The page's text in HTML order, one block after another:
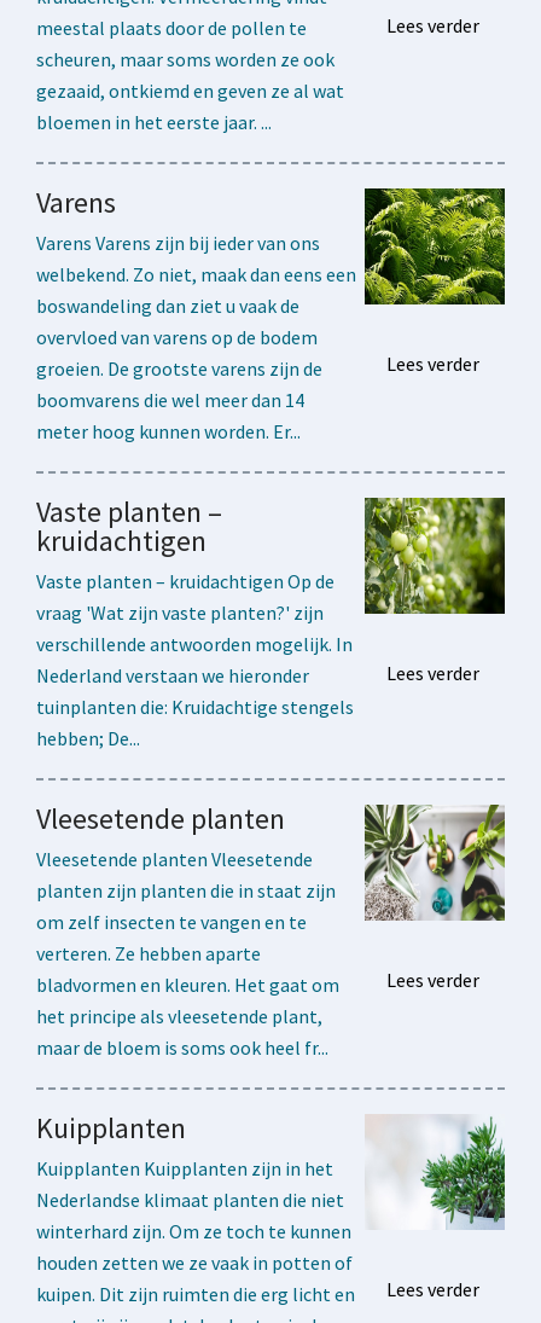
meestal plaats door de pollen te
scheuren, maar soms worden ze ook
gezaaid, ontkiemd en geven ze al wat
bloemen in het eerste jaar. ...
Lees verder
Varens
Varens Varens zijn bij ieder van ons
welbekend. Zo niet, maak dan eens een
boswandeling dan ziet u vaak de
overvloed van varens op de bodem
groeien. De grootste varens zijn de
boomvarens die wel meer dan 14
meter hoog kunnen worden. Er...
Lees verder
Vaste planten –
kruidachtigen
Vaste planten – kruidachtigen Op de
vraag 'Wat zijn vaste planten?' zijn
verschillende antwoorden mogelijk. In
Nederland verstaan we hieronder
tuinplanten die: Kruidachtige stengels
hebben; De...
Lees verder
Vleesetende planten
Vleesetende planten Vleesetende
planten zijn planten die in staat zijn
om zelf insecten te vangen en te
verteren. Ze hebben aparte
bladvormen en kleuren. Het gaat om
het principe als vleesetende plant,
maar de bloem is soms ook heel fr...
Lees verder
Kuipplanten
Kuipplanten Kuipplanten zijn in het
Nederlandse klimaat planten die niet
winterhard zijn. Om ze toch te kunnen
houden zetten we ze vaak in potten of
kuipen. Dit zijn ruimten die erg licht en
Lees verder